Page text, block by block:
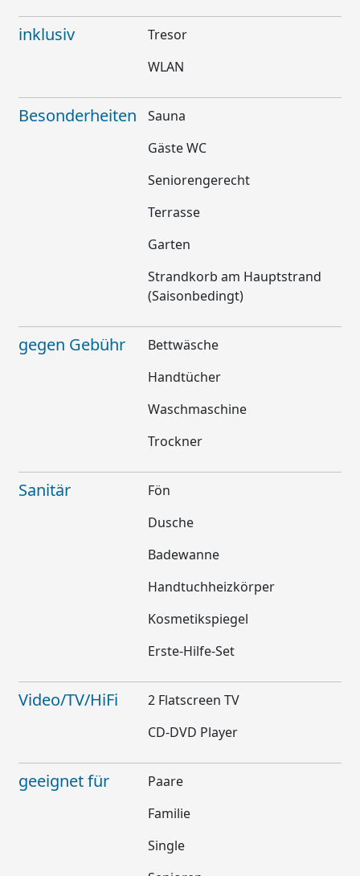
inklusiv
Tresor
WLAN
Besonderheiten
Sauna
Gäste WC
Seniorengerecht
Terrasse
Garten
Strandkorb am Hauptstrand
(Saisonbedingt)
gegen Gebühr
Bettwäsche
Handtücher
Waschmaschine
Trockner
Sanitär
Fön
Dusche
Badewanne
Handtuchheizkörper
Kosmetikspiegel
Erste-Hilfe-Set
Video/TV/HiFi
2 Flatscreen TV
CD-DVD Player
geeignet für
Paare
Familie
Single